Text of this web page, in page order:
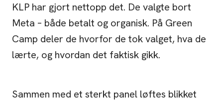
KLP har gjort nettopp det. De valgte bort
Meta – både betalt og organisk. På Green
Camp deler de hvorfor de tok valget, hva de
lærte, og hvordan det faktisk gikk.
Sammen med et sterkt panel løftes blikket